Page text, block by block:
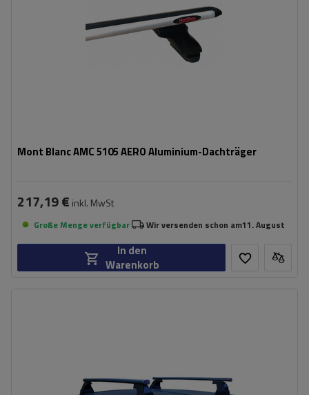
Mont Blanc AMC 5105 AERO Aluminium-Dachträger
217,19 € inkl. MwSt
Große Menge verfügbar Wir versenden schon am11. August
In den
Warenkorb